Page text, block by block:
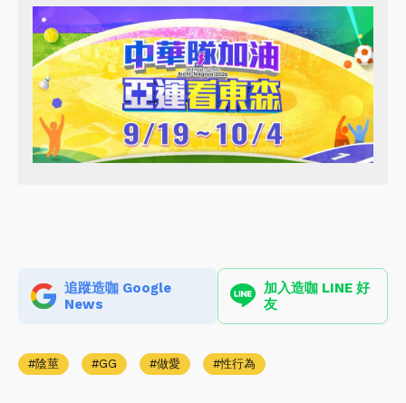
追蹤造咖 Google
News
加入造咖 LINE 好
友
陰莖 GG 做愛 性行為